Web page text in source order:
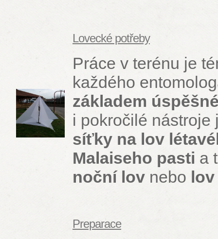
Lovecké potřeby
Práce v terénu je
každého
základem
i pokročilé
síťky na lov
Malaiseho pasti a
noční lov nebo lov
Preparace